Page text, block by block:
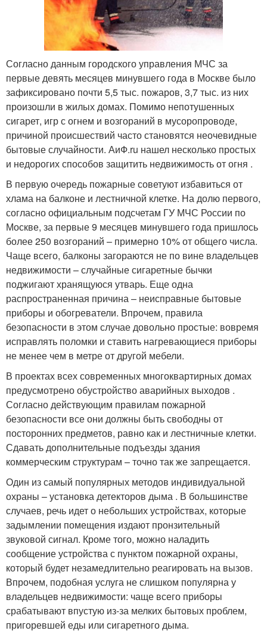
Согласно данным городского управления МЧС за
первые девять месяцев минувшего года в Москве было
зафиксировано почти 5,5 тыс. пожаров, 3,7 тыс. из них
произошли в жилых домах. Помимо непотушенных
сигарет, игр с огнем и возгораний в мусоропроводе,
причиной происшествий часто становятся неочевидные
бытовые случайности. АиФ.ru нашел несколько простых
и недорогих способов защитить недвижимость от огня .
В первую очередь пожарные советуют избавиться от
хлама на балконе и лестничной клетке. На долю первого,
согласно официальным подсчетам ГУ МЧС России по
Москве, за первые 9 месяцев минувшего года пришлось
более 250 возгораний – примерно 10% от общего числа.
Чаще всего, балконы загораются не по вине владельцев
недвижимости – случайные сигаретные бычки
поджигают хранящуюся утварь. Еще одна
распространенная причина – неисправные бытовые
приборы и обогреватели. Впрочем, правила
безопасности в этом случае довольно простые: вовремя
исправлять поломки и ставить нагревающиеся приборы
не менее чем в метре от другой мебели.
В проектах всех современных многоквартирных домах
предусмотрено обустройство аварийных выходов .
Согласно действующим правилам пожарной
безопасности все они должны быть свободны от
посторонних предметов, равно как и лестничные клетки.
Сдавать дополнительные подъезды здания
коммерческим структурам – точно так же запрещается.
Один из самый популярных методов индивидуальной
охраны – установка детекторов дыма . В большинстве
случаев, речь идет о небольших устройствах, которые
задымлении помещения издают пронзительный
звуковой сигнал. Кроме того, можно наладить
сообщение устройства с пунктом пожарной охраны,
который будет незамедлительно реагировать на вызов.
Впрочем, подобная услуга не слишком популярна у
владельцев недвижимости: чаще всего приборы
срабатывают впустую из-за мелких бытовых проблем,
пригоревшей еды или сигаретного дыма.